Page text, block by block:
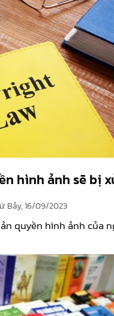
hình ảnh sẽ bị
Bảy, 16/09/2023
quyền hình ảnh của